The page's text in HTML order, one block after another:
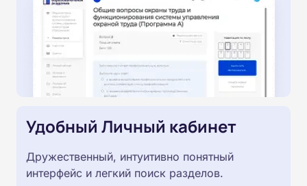
Удобный Личный кабинет
Дружественный, интуитивно понятный
интерфейс и легкий поиск разделов.